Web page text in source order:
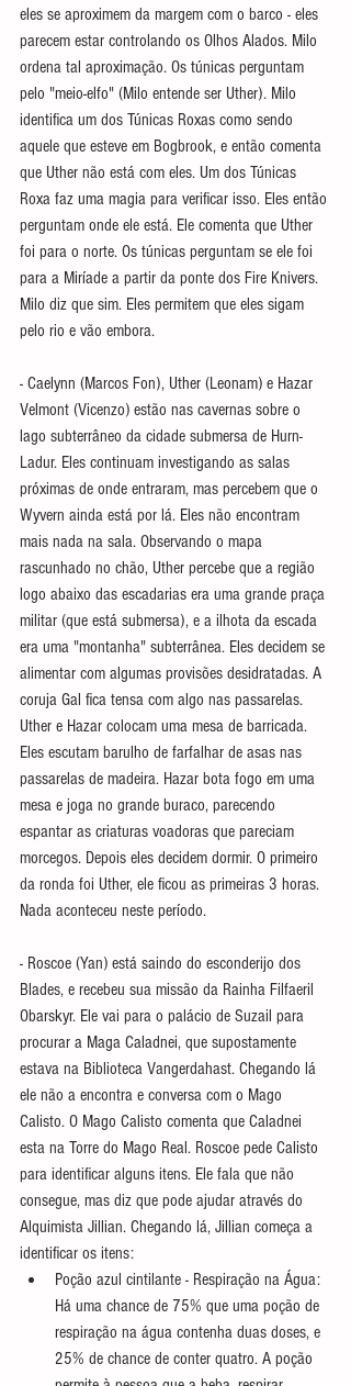
eles se aproximem da margem com o barco - eles
parecem estar controlando os Olhos Alados. Milo
ordena tal aproximação. Os túnicas perguntam
pelo "meio-elfo" (Milo entende ser Uther). Milo
identifica um dos Túnicas Roxas como sendo
aquele que esteve em Bogbrook, e então comenta
que Uther não está com eles. Um dos Túnicas
Roxa faz uma magia para verificar isso. Eles então
perguntam onde ele está. Ele comenta que Uther
foi para o norte. Os túnicas perguntam se ele foi
para a Miríade a partir da ponte dos Fire Knivers.
Milo diz que sim. Eles permitem que eles sigam
pelo rio e vão embora.
- Caelynn (Marcos Fon), Uther (Leonam) e Hazar
Velmont (Vicenzo) estão nas cavernas sobre o
lago subterrâneo da cidade submersa de Hurn-
Ladur. Eles continuam investigando as salas
próximas de onde entraram, mas percebem que o
Wyvern ainda está por lá. Eles não encontram
mais nada na sala. Observando o mapa
rascunhado no chão, Uther percebe que a região
logo abaixo das escadarias era uma grande praça
militar (que está submersa), e a ilhota da escada
era uma "montanha" subterrânea. Eles decidem se
alimentar com algumas provisões desidratadas. A
coruja Gal fica tensa com algo nas passarelas.
Uther e Hazar colocam uma mesa de barricada.
Eles escutam barulho de farfalhar de asas nas
passarelas de madeira. Hazar bota fogo em uma
mesa e joga no grande buraco, parecendo
espantar as criaturas voadoras que pareciam
morcegos. Depois eles decidem dormir. O primeiro
da ronda foi Uther, ele ficou as primeiras 3 horas.
Nada aconteceu neste período.
- Roscoe (Yan) está saindo do esconderijo dos
Blades, e recebeu sua missão da Rainha Filfaeril
Obarskyr. Ele vai para o palácio de Suzail para
procurar a Maga Caladnei, que supostamente
estava na Biblioteca Vangerdahast. Chegando lá
ele não a encontra e conversa com o Mago
Calisto. O Mago Calisto comenta que Caladnei
esta na Torre do Mago Real. Roscoe pede Calisto
para identificar alguns itens. Ele fala que não
consegue, mas diz que pode ajudar através do
Alquimista Jillian. Chegando lá, Jillian começa a
identificar os itens:
Poção azul cintilante - Respiração na Água:
Há uma chance de 75% que uma poção de
respiração na água contenha duas doses, e
25% de chance de conter quatro. A poção